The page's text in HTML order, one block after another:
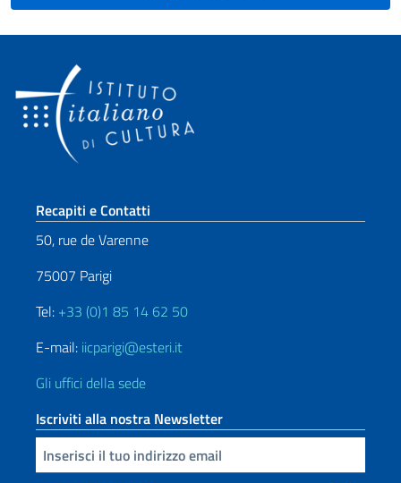
Sezione footer
Recapiti e Contatti
50, rue de Varenne
75007 Parigi
Tel: +33 (0)1 85 14 62 50
E-mail: iicparigi@esteri.it
Gli uffici della sede
Iscriviti alla nostra Newsletter
Inserisci la tua email